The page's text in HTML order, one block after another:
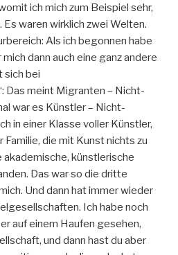
ich mich zum Beispiel sehr,
waren wirklich zwei Welten.
Als ich begonnen habe
dann auch eine ganz andere
sich bei
Das meint Migranten – Nicht-
war es Künstler – Nicht-
in einer Klasse voller Künstler,
Familie, die mit Kunst nichts zu
akademische, künstlerische
Das war so die dritte
Und dann hat immer wieder
Ich habe noch
auf einem Haufen gesehen,
und dann hast du aber